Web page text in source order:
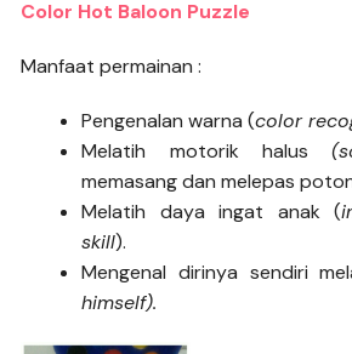
Color Hot Baloon Puzzle
Manfaat permainan :
Pengenalan warna (color
Melatih motorik halus
memasang dan melepas
Melatih daya ingat anak (
skill).
Mengenal dirinya sendiri
himself).